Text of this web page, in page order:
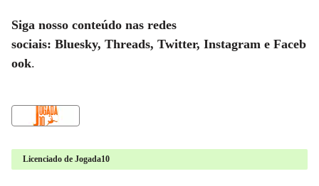
Siga nosso conteúdo nas redes
sociais: Bluesky, Threads, Twitter, Instagram e Faceb
ook.
Licenciado de Jogada10